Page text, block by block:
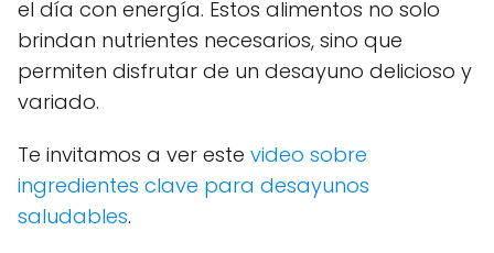
el día con energía. Estos alimentos no solo
brindan nutrientes necesarios, sino que
permiten disfrutar de un desayuno delicioso y
variado.
Te invitamos a ver este video sobre
ingredientes clave para desayunos
saludables.